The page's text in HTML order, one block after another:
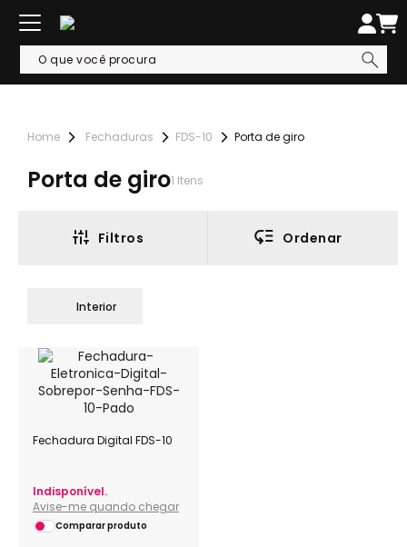
Fechaduras FDS-10 Porta de giro
Porta de giro1 Itens
Filtros Ordenar
Interior
Fechadura Digital FDS-10
Indisponível.
Avise-me quando chegar
Comparar produto